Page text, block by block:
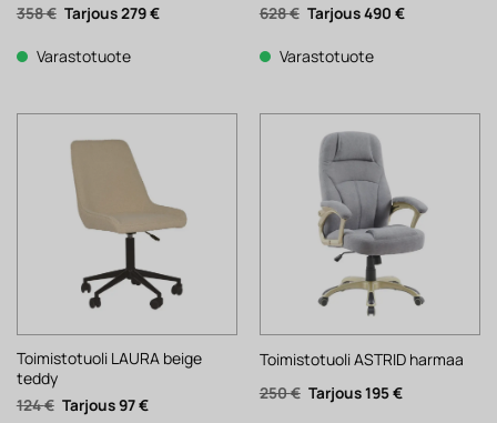
358€ Alkuperäinen
hinta
358 €.
279€Nykyinen
Varastotuote
628€ Alkuperäinen
hinta
628 €.
490 €Nykyinen
Varastotuote
Toimistotuoli LAURA beige
teddy
124€ Alkuperäinen
hinta
97€Nykyinen
Toimistotuoli ASTRID harmaa
250€ Alkuperäinen
hinta
195€Nykyinen